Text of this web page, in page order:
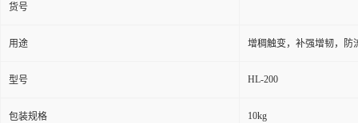
货号
用途 增稠触变，补强增韧，防
型号 HL-200
包装规格 10kg